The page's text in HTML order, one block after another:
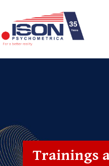
Trainings